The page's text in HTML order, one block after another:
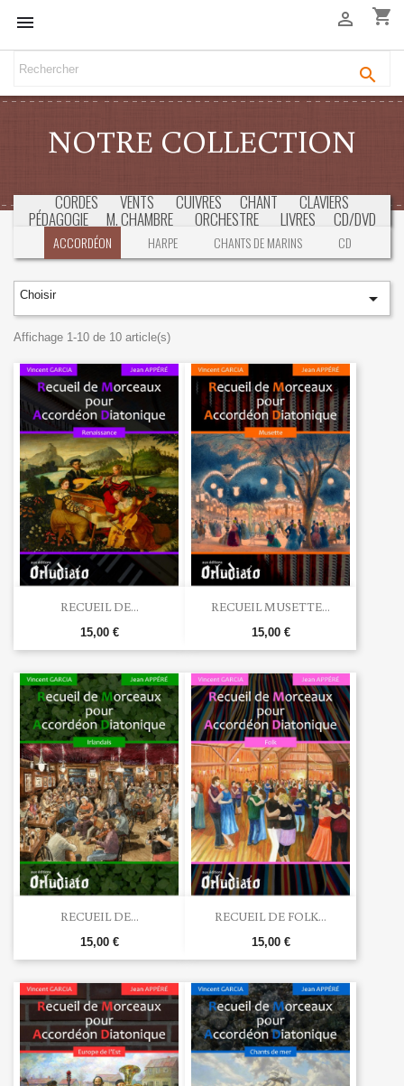
 shopping_cart


NOTRE COLLECTION
CORDES VENTS CUIVRES CHANT CLAVIERS
PÉDAGOGIE M. CHAMBRE ORCHESTRE LIVRES CD/DVD
SÉLECTION CONCOURS & EXAMENS
ACCORDÉON HARPE CHANTS DE MARINS CD
Choisir 
Affichage 1-10 de 10 article(s)
RECUEIL DE...
15,00 €
RECUEIL MUSETTE...
15,00 €
RECUEIL DE...
15,00 €
RECUEIL DE FOLK...
15,00 €